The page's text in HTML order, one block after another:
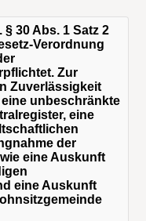
§ 30 Abs. 1 Satz 2
Verordnung
Zur
Zuverlässigkeit
unbeschränkte
eine
der
eine Auskunft
eine Auskunft